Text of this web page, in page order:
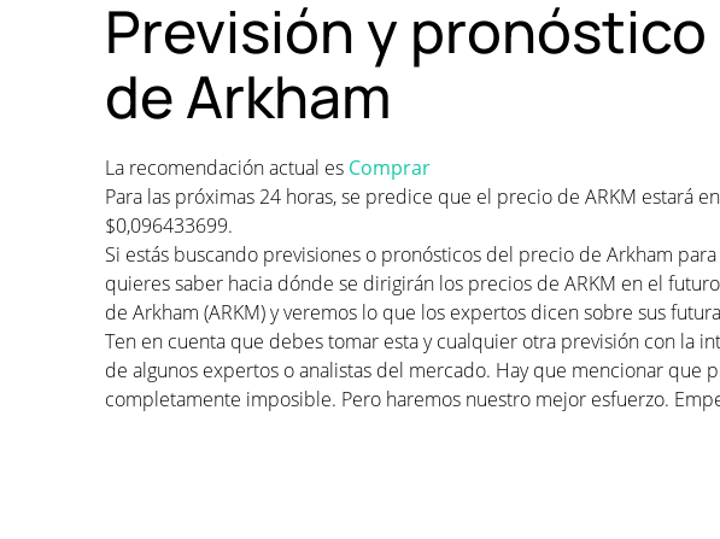
Previsión y
de Arkham
La recomendación actual es Comprar
Para las próximas 24 horas, se predice que el precio de ARKM estará
$0,096433699.
Si estás buscando previsiones o pronósticos del precio de Arkham
quieres saber hacia dónde se dirigirán los precios de ARKM en el
de Arkham (ARKM) y veremos lo que los expertos dicen sobre sus
Ten en cuenta que debes tomar esta y cualquier otra previsión con la
de algunos expertos o analistas del mercado. Hay que mencionar que
completamente imposible. Pero haremos nuestro mejor esfuerzo.